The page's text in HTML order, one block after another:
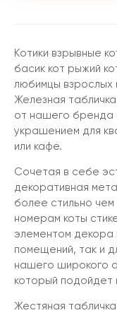
Котики взрывные
басик кот рыжий
любимцы взрослых
Железная табличка
от нашего бренда
украшением для
или кафе.
Сочетая в себе
декоративная
более стильно чем
номерам коты
элементом декора
помещений, так и
нашего широкого
который подойдет
Жестяная